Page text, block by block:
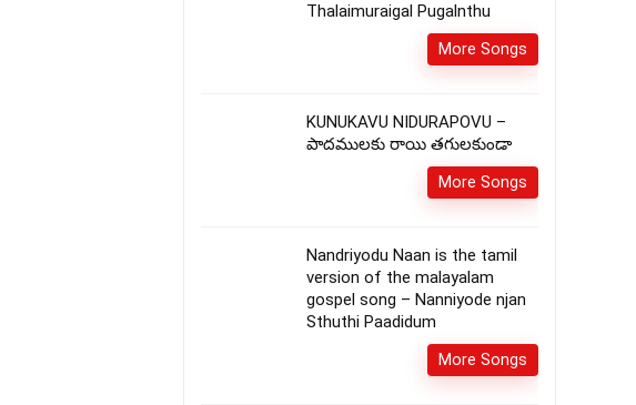
Thalaimuraigal Pugalnthu
More Songs
KUNUKAVU NIDURAPOVU –
పాదములకు రాయి తగులకుండా
More Songs
Nandriyodu Naan is the tamil
version of the malayalam
gospel song – Nanniyode njan
Sthuthi Paadidum
More Songs